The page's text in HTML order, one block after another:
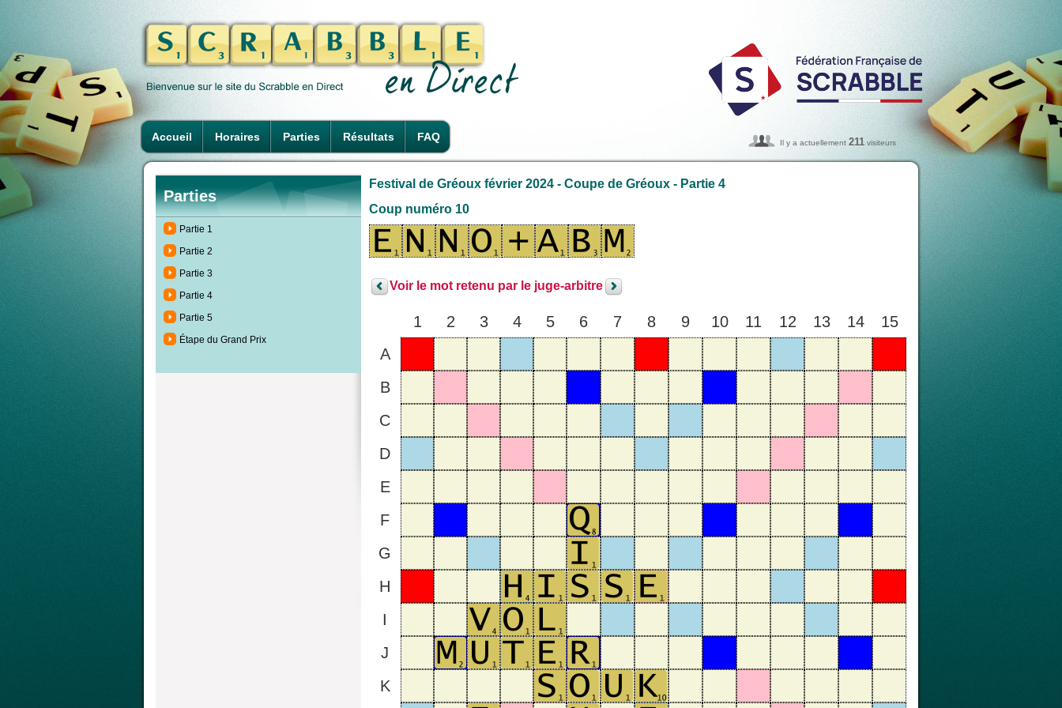
Accueil Horaires Parties Résultats FAQ Il y a actuellement 211 visiteurs
Parties
Partie 1
Partie 2
Partie 3
Partie 4
Partie 5
Étape du Grand Prix
Festival de Gréoux février 2024 - Coupe de Gréoux - Partie 4
Coup numéro 10
Voir le mot retenu par le juge-arbitre
1 2 3 4 5 6 7 8 9 10 11 12 13 14
15
A
B
C
D
E
F
G
H
I
J
K